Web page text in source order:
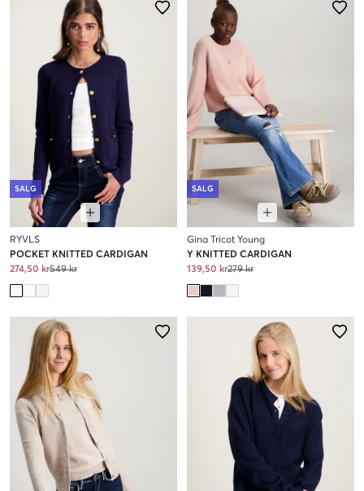
SALG
RYVLS
POCKET KNITTED CARDIGAN
274,50 kr549 kr
SALG
Gina Tricot Young
Y KNITTED CARDIGAN
139,50 kr279 kr